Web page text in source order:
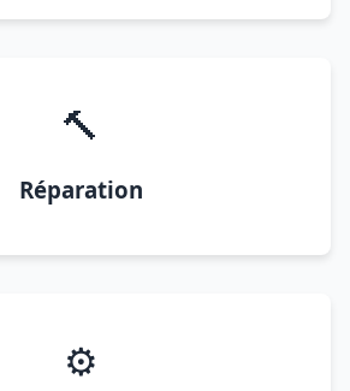
🔨
Réparation
⚙️